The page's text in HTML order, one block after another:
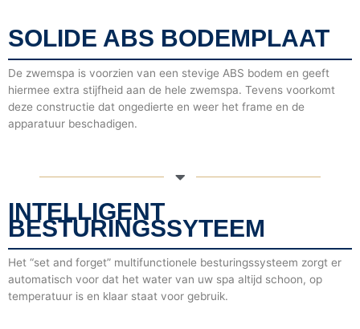
SOLIDE ABS BODEMPLAAT
De zwemspa is voorzien van een stevige ABS bodem en geeft
hiermee extra stijfheid aan de hele zwemspa. Tevens voorkomt
deze constructie dat ongedierte en weer het frame en de
apparatuur beschadigen.
INTELLIGENT
BESTURINGSSYTEEM
Het “set and forget” multifunctionele besturingssysteem zorgt er
automatisch voor dat het water van uw spa altijd schoon, op
temperatuur is en klaar staat voor gebruik.